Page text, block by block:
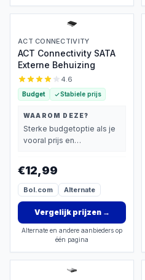
ACT CONNECTIVITY
ACT Connectivity SATA
Externe Behuizing
4.6
Budget Stabiele prijs
WAAROM DEZE?
Sterke budgetoptie als je
vooral prijs en
€12,99
Bol.com Alternate
Vergelijk prijzen→
Alternate en andere aanbieders op
één pagina